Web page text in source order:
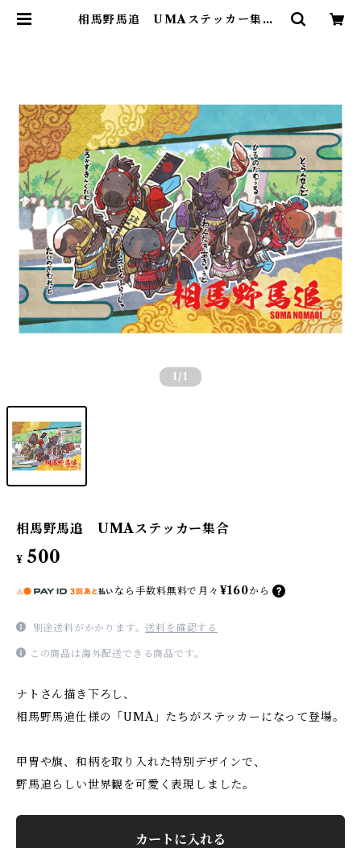
相馬野馬追 UMAステッカー集合 |
1 /1
相馬野馬追 UMAステッカー集合
¥ 500
なら 手数料無料で 月々 ¥160から
別途送料がかかります。送料を確認する
この商品は海外配送できる商品です。
ナトさん描き下ろし、
相馬野馬追仕様の「UMA」たちがステッカーになって登場。
甲冑や旗、和柄を取り入れた特別デザインで、
野馬追らしい世界観を可愛く表現しました。
カートに入れる